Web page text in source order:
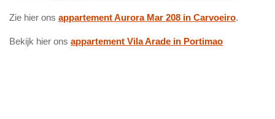
Zie hier ons appartement Aurora Mar 208 in Carvoeiro.
Bekijk hier ons appartement Vila Arade in Portimao